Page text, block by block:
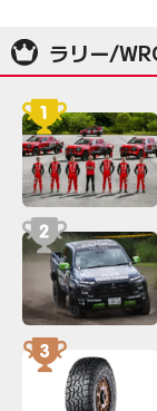
ラリー/